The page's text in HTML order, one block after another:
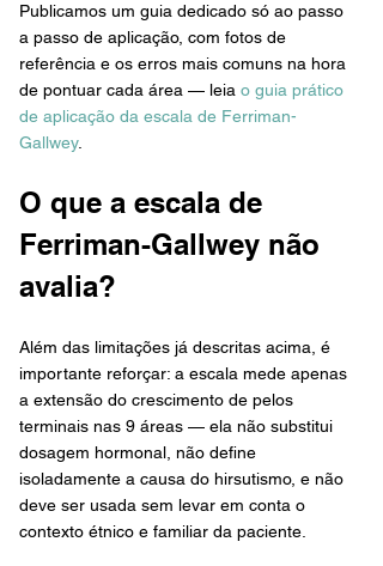
Publicamos um guia dedicado só ao passo
a passo de aplicação, com fotos de
referência e os erros mais comuns na hora
de pontuar cada área — leia o guia prático
de aplicação da escala de Ferriman-
Gallwey.
O que a escala de
Ferriman-Gallwey não
avalia?
Além das limitações já descritas acima, é
importante reforçar: a escala mede apenas
a extensão do crescimento de pelos
terminais nas 9 áreas — ela não substitui
dosagem hormonal, não define
isoladamente a causa do hirsutismo, e não
deve ser usada sem levar em conta o
contexto étnico e familiar da paciente.